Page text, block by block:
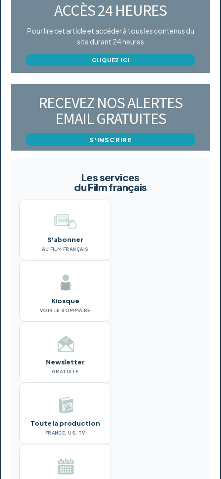
ACCÈS 24 HEURES
Pour lire cet article et accéder à tous les contenus du
site durant 24 heures
CLIQUEZ ICI
RECEVEZ NOS ALERTES
EMAIL GRATUITES
S'INSCRIRE
Les services
du Film français
S'abonner
AU FILM FRANÇAIS
Kiosque
VOIR LE SOMMAIRE
Newsletter
GRATUITE
Toute la production
FRANCE, US, TV